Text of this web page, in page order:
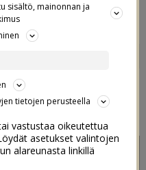
Kuusilinnan kanssa /
alennus
sisältö, mainonnan ja
tietojen perusteella
vastustaa oikeutettua
asetukset valintojen
alareunasta linkillä